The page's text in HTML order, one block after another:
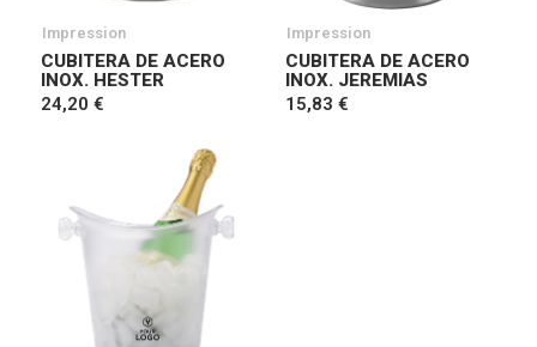
Impression
CUBITERA DE ACERO
INOX. HESTER
24,20 €
Impression
CUBITERA DE ACERO
INOX. JEREMIAS
15,83 €